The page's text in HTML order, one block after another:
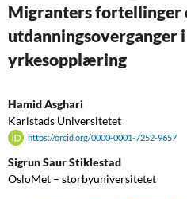
Migranters fortellinger
utdanningsoverganger
yrkesopplæring
Hamid Asghari
Karlstads Universitetet
https://orcid.org/0000-0001-7252-9657
Sigrun Saur Stiklestad
OsloMet – storbyuniversitetet